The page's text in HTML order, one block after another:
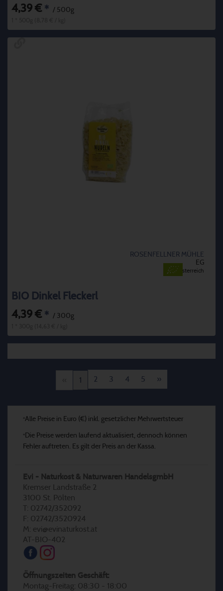
4,39 € * / 500g
ROSENFELLNER MÜHLE
EG
Österreich
BIO Dinkel Fleckerl
4,39 € * / 300g
1 2 3 4 5 »
*Alle Preise in Euro (€) inkl. gesetzlicher Mehrwertsteuer
* Die Preise werden laufend aktualisiert, dennoch können
Fehler auftreten. Es gilt der Preis an der Kassa.
Evi - Naturkost & Naturwaren HandelsgmbH
Kremser Landstraße 2
3100 St. Pölten
T: 02742/352092
F: 02742/3520924
M: evi@evinaturkost.at
AT-BIO-402
Öffnungszeiten Geschäft:
Montag-Freitag: 08:30 - 18:00